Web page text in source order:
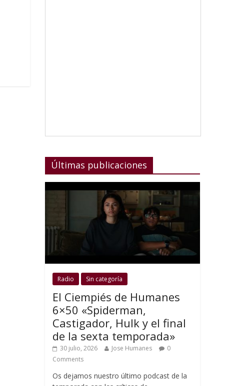
Últimas publicaciones
Radio Sin categoría
El Ciempiés de Humanes
6×50 «Spiderman,
Castigador, Hulk y el final
de la sexta temporada»
30 julio, 2026 Jose Humanes
0
Comments
Os dejamos nuestro último podcast de la